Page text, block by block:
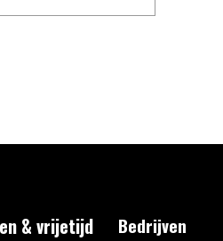
& vrijetijd Bedrijven